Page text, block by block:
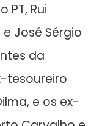
Rui
José Sérgio
da
tesoureiro
e os ex-